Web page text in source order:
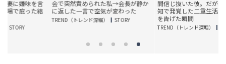
会で突然責められた私→会長が静か
に返した一言で空気が変わった
TREND（トレンド深堀） STORY
間信じ抜いた彼。だが、スマホの通
知で発覚した二重生活を知り、別れ
を告げた瞬間
TREND（トレンド深堀） STORY